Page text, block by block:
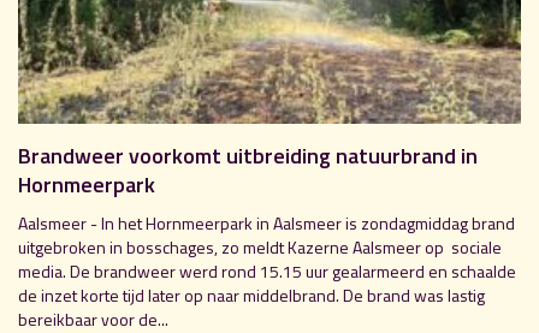
Brandweer voorkomt uitbreiding natuurbrand in
Hornmeerpark
Aalsmeer - In het Hornmeerpark in Aalsmeer is zondagmiddag brand
uitgebroken in bosschages, zo meldt Kazerne Aalsmeer op sociale
media. De brandweer werd rond 15.15 uur gealarmeerd en schaalde
de inzet korte tijd later op naar middelbrand. De brand was lastig
bereikbaar voor de...